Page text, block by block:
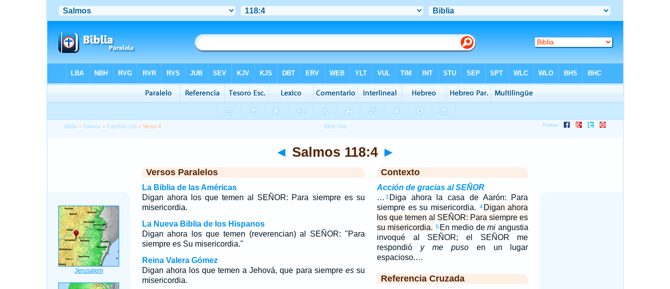
Biblia > Salmos >Capítulo 118 > Verso 4
◄ Salmos 118:4 ►
Versos Paralelos
La Biblia de las Américas
Digan ahora los que temen al SEÑOR: Para siempre es su
misericordia.
La Nueva Biblia de los Hispanos
Digan ahora los que temen (reverencian) al SEÑOR: "Para
siempre es Su misericordia."
Reina Valera Gómez
Digan ahora los que temen a Jehová, que para siempre essu
misericordia.
Contexto
Acción de gracias al SEÑOR
… 3 Diga ahora la casa de Aarón: Para
siempre es su misericordia.
4 Digan ahora
los que temen al SEÑOR: Para siempre es
su misericordia. 5 En medio demi angustia
invoqué al SEÑOR; el SEÑOR me
respondió y me pusoen un lugar
espacioso.…
Referencia Cruzada